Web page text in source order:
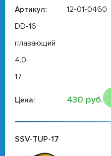
Артикул:
12-01-0460
DD-16
плавающий
4.0
17
Цена: 430 руб.
SSV-TUP-17